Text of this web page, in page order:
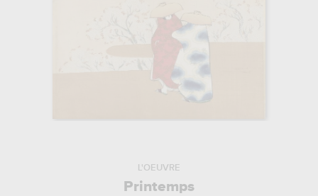
L'OEUVRE
Printemps